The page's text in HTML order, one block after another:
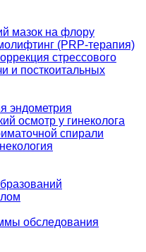
мазок на флору
(PRP-терапия)
стрессового
и посткоитальных
эндометрия
осмотр у гинеколога
спирали
обследования